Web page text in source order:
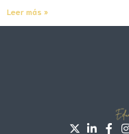
Leer más »